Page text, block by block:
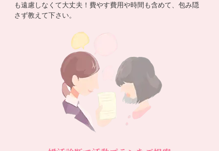
も遠慮しなくて大丈夫！費やす費用や時間も含めて、包み隠
さず教えて下さい。